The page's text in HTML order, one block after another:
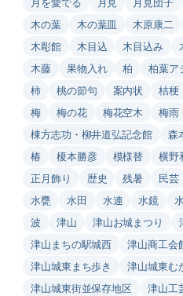
木の葉
木の葉皿 木原康二
木彫館
木目込 木目込み
木藤
果物入れ 柏 柏葉ア
柿
桃の節句 案内状 桔梗
梅
梅の花 梅花空木 梅雨
棟方志功・柳井道弘記念館
森
椿
榎本勝彦 模様替 横野
正月飾り
歴史 残暑 民芸
水甕
水田 水連 水鏡
波
津山 津山お城まつり
津山まちの駅城西
津山商工会
津山城東まち歩き
津山城東む
津山城東街並保存地区
津山工